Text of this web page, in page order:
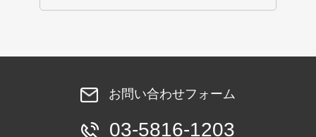
お問い合わせフォーム
03-5816-1203